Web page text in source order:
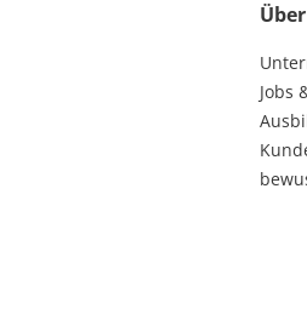
Jobs